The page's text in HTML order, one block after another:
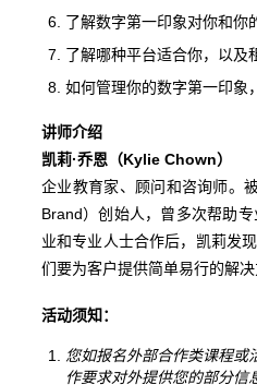
了解数字第一印象对你和你
了解哪种平台适合你，以及
如何管理你的数字第一印象
讲师介绍
凯莉·乔恩（Kylie Chown）
企业教育家、顾问和咨询师。
Brand）创始人，曾多次帮助
业和专业人士合作后，凯莉发
们要为客户提供简单易行的解
活动须知：
您如报名外部合作类课程或
作要求对外提供您的部分信